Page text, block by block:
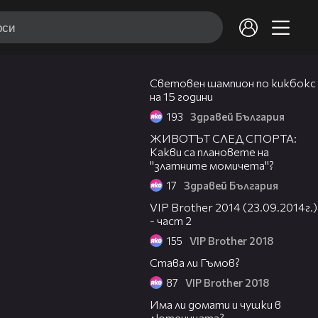
Световен шампион по кикбокс
на 15 години
193 Здравей България
ЖИВОТЪТ СЛЕД СПОРТА:
Какви са плановете на
"златните момичета"?
17 Здравей България
VIP Brother 2014 (23.09.2014г.)
- част 2
155 VIP Brother 2018
Става ли Гъмов?
87 VIP Brother 2018
Има ли домати и чушки в